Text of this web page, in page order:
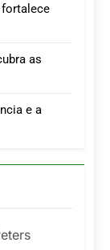
as
e a